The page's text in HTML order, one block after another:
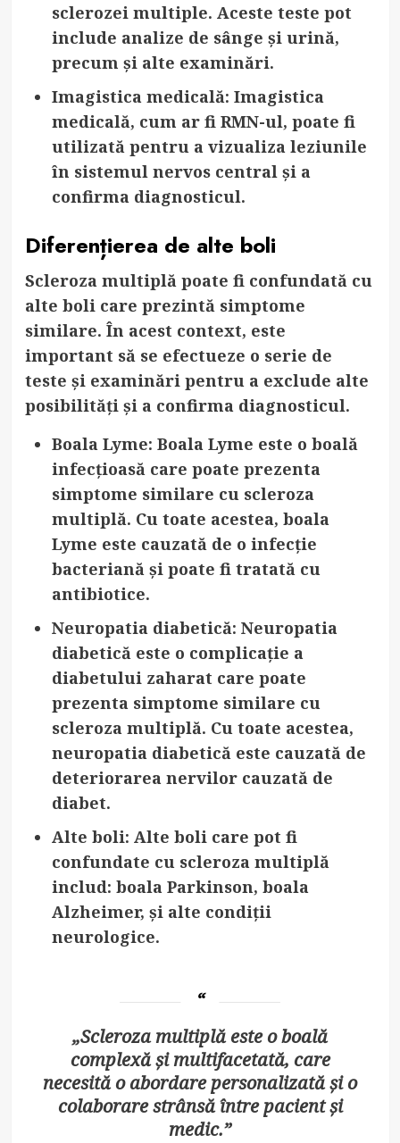
sclerozei multiple. Aceste teste pot
include analize de sânge și urină,
precum și alte examinări.
Imagistica medicală: Imagistica
medicală, cum ar fi RMN-ul, poate fi
utilizată pentru a vizualiza leziunile
în sistemul nervos central și a
confirma diagnosticul.
Diferențierea de alte boli
Scleroza multiplă poate fi confundată cu
alte boli care prezintă simptome
similare. În acest context, este
important să se efectueze o serie de
teste și examinări pentru a exclude alte
posibilități și a confirma diagnosticul.
Boala Lyme: Boala Lyme este o boală
infecțioasă care poate prezenta
simptome similare cu scleroza
multiplă. Cu toate acestea, boala
Lyme este cauzată de o infecție
bacteriană și poate fi tratată cu
antibiotice.
Neuropatia diabetică: Neuropatia
diabetică este o complicație a
diabetului zaharat care poate
prezenta simptome similare cu
scleroza multiplă. Cu toate acestea,
neuropatia diabetică este cauzată de
deteriorarea nervilor cauzată de
diabet.
Alte boli: Alte boli care pot fi
confundate cu scleroza multiplă
includ: boala Parkinson, boala
Alzheimer, și alte condiții
neurologice.
„Scleroza multiplă este o boală
complexă și multifacetată, care
necesită o abordare personalizată și o
colaborare strânsă între pacient și
medic.”